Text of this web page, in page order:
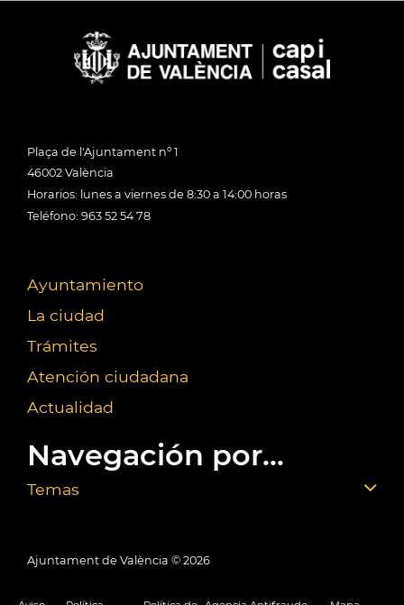
Plaça de l'Ajuntament nº 1
46002 València
Horarios: lunes a viernes de 8:30 a 14:00 horas
Teléfono: 963 52 54 78
Ayuntamiento
La ciudad
Trámites
Atención ciudadana
Actualidad
Navegación por...
Temas
Ajuntament de València © 2026